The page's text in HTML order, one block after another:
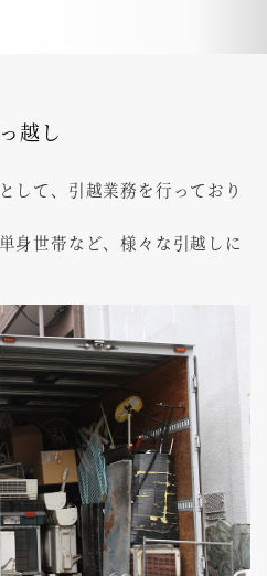
越し
して、引越業務を行っており
身世帯など、様々な引越しに